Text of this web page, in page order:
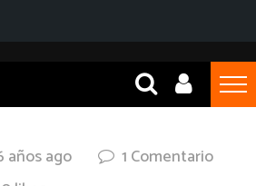
años ago
1 Comentario